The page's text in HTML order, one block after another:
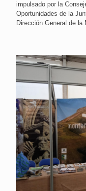
impulsado por la
Oportunidades de la
Dirección General de la